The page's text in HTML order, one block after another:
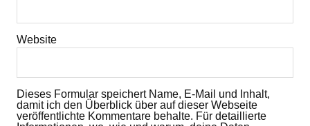
Website
Dieses Formular speichert Name, E-Mail und Inhalt,
damit ich den Überblick über auf dieser Webseite
veröffentlichte Kommentare behalte. Für detaillierte